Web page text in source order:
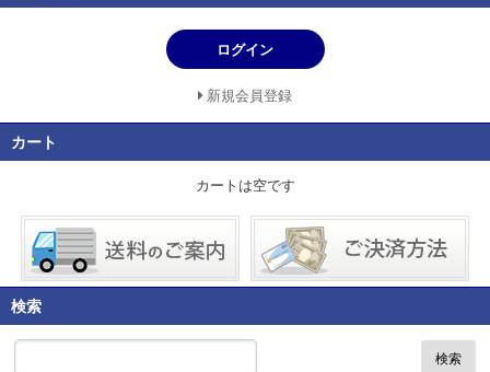
ログイン
新規会員登録
カート
カートは空です
検索
検索